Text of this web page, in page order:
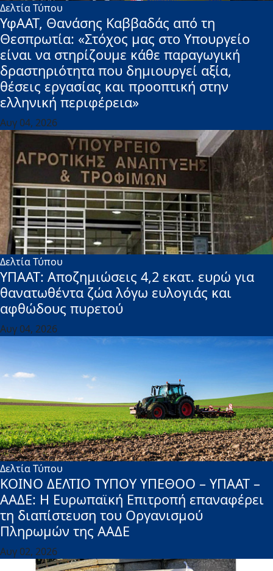
Δελτία Τύπου
ΥφΑΑΤ, Θανάσης Καββαδάς από τη
Θεσπρωτία: «Στόχος μας στο Υπουργείο
είναι να στηρίζουμε κάθε παραγωγική
δραστηριότητα που δημιουργεί αξία,
θέσεις εργασίας και προοπτική στην
ελληνική περιφέρεια»
Αυγ 04, 2026
Δελτία Τύπου
ΥΠΑΑΤ: Αποζημιώσεις 4,2 εκατ. ευρώ για
θανατωθέντα ζώα λόγω ευλογιάς και
αφθώδους πυρετού
Αυγ 04, 2026
Δελτία Τύπου
ΚΟΙΝΟ ΔΕΛΤΙΟ ΤΥΠΟΥ ΥΠΕΘΟΟ – ΥΠΑΑΤ –
ΑΑΔΕ: H Ευρωπαϊκή Επιτροπή επαναφέρει
τη διαπίστευση του Οργανισμού
Πληρωμών της ΑΑΔΕ
Αυγ 02, 2026